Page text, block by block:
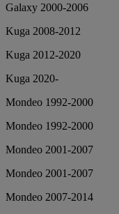
Galaxy 2000-2006
Kuga 2008-2012
Kuga 2012-2020
Kuga 2020-
Mondeo 1992-2000
Mondeo 1992-2000
Mondeo 2001-2007
Mondeo 2001-2007
Mondeo 2007-2014